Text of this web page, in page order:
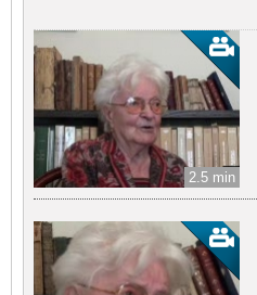
2.5 min